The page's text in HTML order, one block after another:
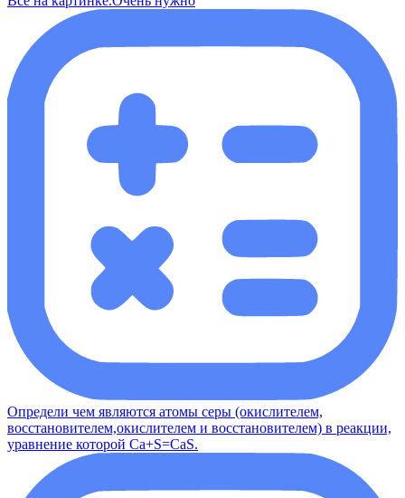
Определи чем являются атомы серы (окислителем,
восстановителем,окислителем и восстановителем) в реакции,
уравнение которой Ca+S=CaS.